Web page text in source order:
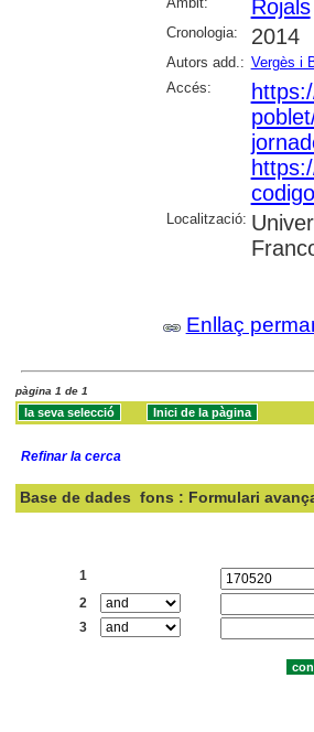
Rojals
Cronologia: 2014
Autors add.: Vergès i
Accés:
Localització:
Enllaç
pàgina 1 de 1
Refinar la cerca
Base de dades fons : Formulari
1
2
3